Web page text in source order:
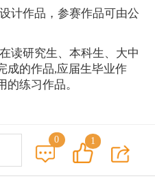
计作品，参赛作品可由公
读研究生、本科生、大中
成的作品,应届生毕业作
练习作品。
书籍、文创礼品、吉祥
招贴、插画、宣传品等;
0 1